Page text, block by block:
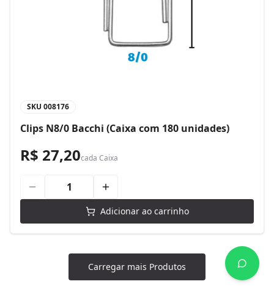
SKU 008176
Clips N8/0 Bacchi (Caixa com 180 unidades)
R$ 27,20cada Caixa
Adicionar ao carrinho
Carregar mais Produtos